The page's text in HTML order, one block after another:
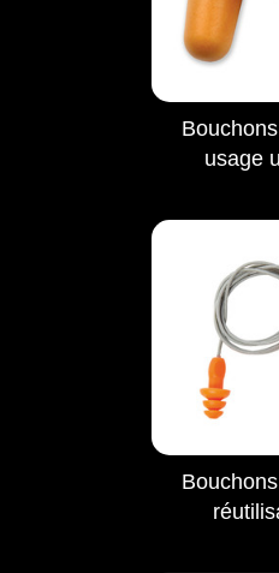
usage